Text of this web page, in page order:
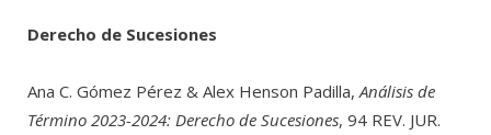
Derecho de Sucesiones
Ana C. Gómez Pérez & Alex Henson Padilla, Análisis de
Término 2023-2024: Derecho de Sucesiones, 94 REV. JUR.